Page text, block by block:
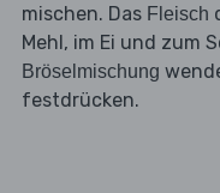
mischen. Das Fleisch
Mehl, im Ei und zum
Bröselmischung
festdrücken.